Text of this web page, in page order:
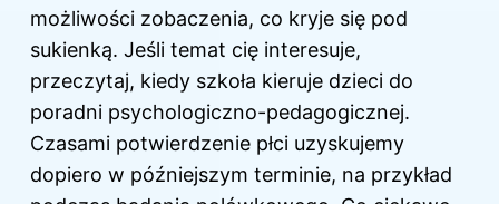
możliwości zobaczenia, co kryje się pod
sukienką. Jeśli temat cię interesuje,
przeczytaj, kiedy szkoła kieruje dzieci do
poradni psychologiczno-pedagogicznej.
Czasami potwierdzenie płci uzyskujemy
dopiero w późniejszym terminie, na przykład